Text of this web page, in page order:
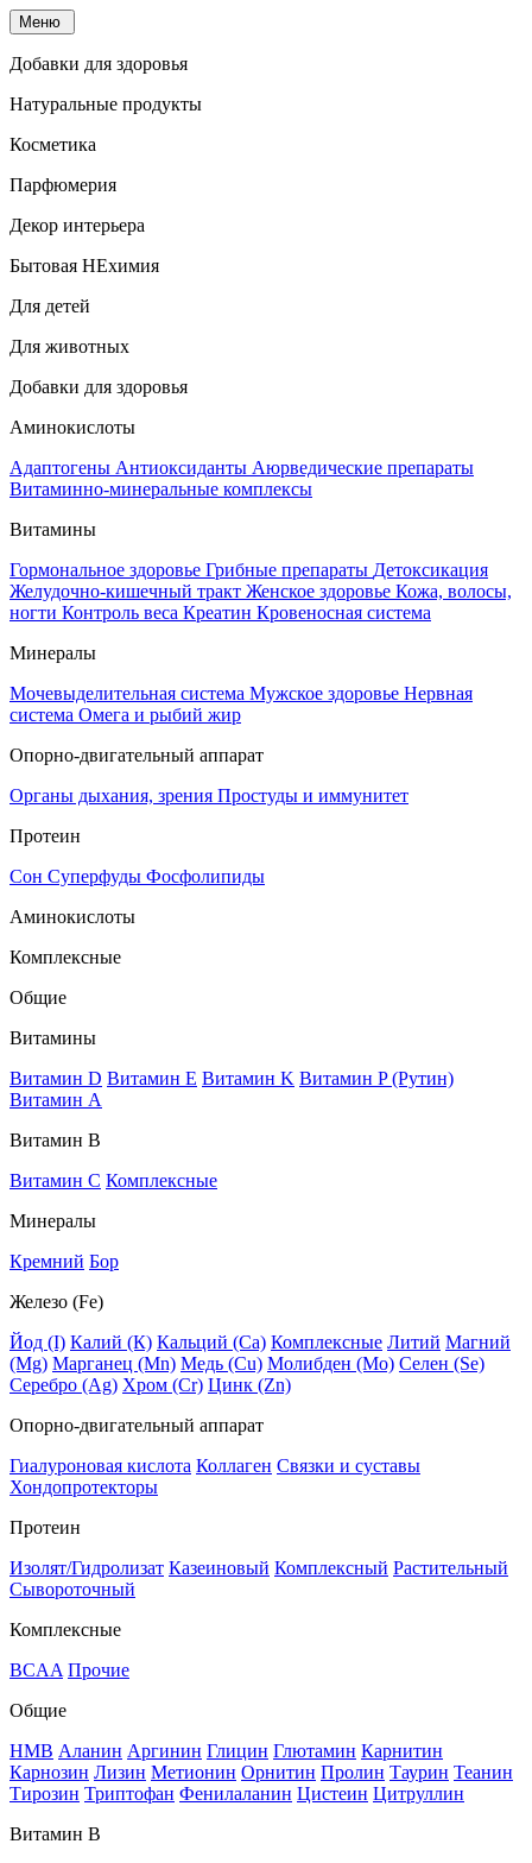
Меню
Добавки для здоровья
Натуральные продукты
Косметика
Парфюмерия
Декор интерьера
Бытовая НЕхимия
Для детей
Для животных
Добавки для здоровья
Аминокислоты
Адаптогены Антиоксиданты Аюрведические препараты
Витаминно-минеральные комплексы
Витамины
Гормональное здоровье Грибные препараты Детоксикация
Желудочно-кишечный тракт Женское здоровье Кожа, волосы,
ногти Контроль веса Креатин Кровеносная система
Минералы
Мочевыделительная система Мужское здоровье Нервная
система Омега и рыбий жир
Опорно-двигательный аппарат
Органы дыхания, зрения Простуды и иммунитет
Протеин
Сон Суперфуды Фосфолипиды
Аминокислоты
Комплексные
Общие
Витамины
Витамин D Витамин E Витамин K Витамин P (Рутин)
Витамин А
Витамин В
Витамин C Комплексные
Минералы
Кремний Бор
Железо (Fe)
Йод (I) Калий (К) Кальций (Са) Комплексные Литий Магний
(Mg) Марганец (Mn) Медь (Сu) Молибден (Мо) Селен (Se)
Серебро (Ag) Хром (Cr) Цинк (Zn)
Опорно-двигательный аппарат
Гиалуроновая кислота Коллаген Связки и суставы
Хондопротекторы
Протеин
Изолят/Гидролизат Казеиновый Комплексный Растительный
Сывороточный
Комплексные
BCAA Прочие
Общие
HMB Аланин Аргинин Глицин Глютамин Карнитин
Карнозин Лизин Метионин Орнитин Пролин Таурин Теанин
Тирозин Триптофан Фенилаланин Цистеин Цитруллин
Витамин В